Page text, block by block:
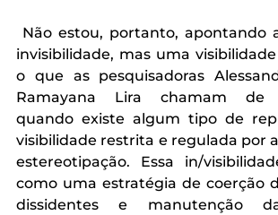
Não estou, portanto, apontando
invisibilidade, mas uma
o que as pesquisadoras
Ramayana Lira chamam de
quando existe algum tipo de
visibilidade restrita e regulada por
estereotipação. Essa in/
como uma estratégia de coerção
dissidentes e manutenção